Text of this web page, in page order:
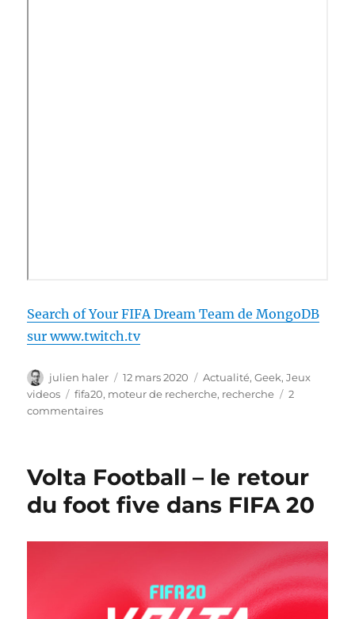
Search of Your FIFA Dream Team de MongoDB
sur www.twitch.tv
Auteur
julien haler
Publié
le
12 mars 2020 Catégories
Actualité,Geek,Jeux
videos
Étiquettes
fifa20, moteur de recherche, recherche
2
commentairessur
de
rêve
et
base
Volta Football – le retour
du foot five dans FIFA 20